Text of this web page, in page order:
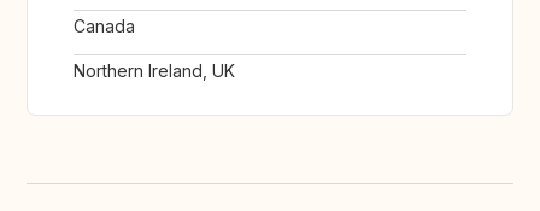
Canada
Northern Ireland, UK